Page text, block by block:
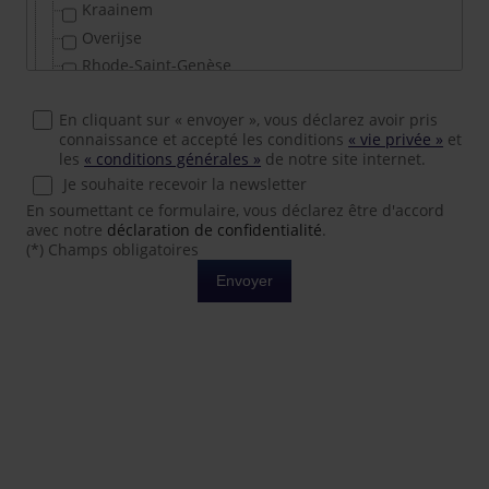
Camping
Commerce
entrepôt et ou bureau
Garages
Garage fermé
Parking extérieur
Parking intérieur
Immeuble de rapport
Immeuble à appartements
Immeuble commercial
Kraainem
Overijse
Rhode-Saint-Genèse
Tervuren
Wemmel
Wezembeek-Oppem
BRABANT WALLON
GENAPPE
La Louvière
En cliquant sur « envoyer », vous déclarez avoir pris
connaissance et accepté les conditions « vie privée » et
les « conditions générales » de notre site internet.
Je souhaite recevoir la newsletter
En soumettant ce formulaire, vous déclarez être d'accord
avec notre déclaration de confidentialité.
(*) Champs obligatoires
Envoyer